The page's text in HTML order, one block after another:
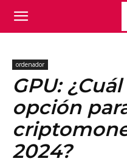
ordenador
GPU:
opción
2024?